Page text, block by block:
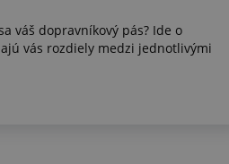
váš dopravníkový pás? Ide o
vás rozdiely medzi jednotlivými